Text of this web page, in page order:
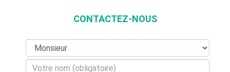
CONTACTEZ-NOUS